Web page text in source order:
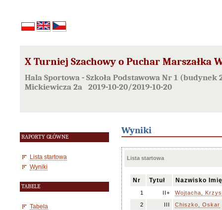
X Turniej Szachowy o Puchar Marszałka
Hala Sportowa - Szkoła Podstawowa Nr 1
Mickiewicza 2a 2019-10-20/2019-10-20
RAPORTY GŁÓWNE
Lista startowa
Wyniki
TABELE
Tabela
Wyniki
Lista startowa
Nr Tytuł Nazwisko Imię
1 II+
Wojtacha,
2
III
Chiszko, Oskar